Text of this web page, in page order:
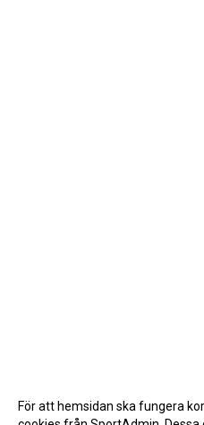
För att hemsidan ska fungera